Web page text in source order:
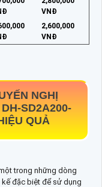
VNĐ
2,600,000
VNĐ
NGHỊ
DH-SD2A200-
QUẢ
trong những dòng
đặc biệt để sử dụng